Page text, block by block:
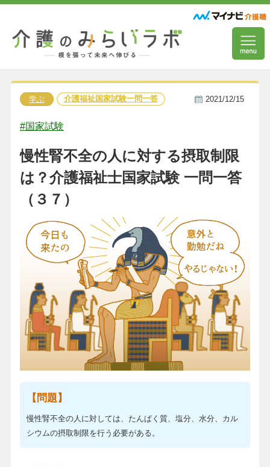
学ぶ 介護福祉国家試験一問一答 2021/12/15
#国家試験
慢性腎不全の人に対する摂取制限
は？介護福祉士国家試験 一問一答
（３７）
【問題】
慢性腎不全の人に対しては、たんぱく質、塩分、水分、カル
シウムの摂取制限を行う必要がある。